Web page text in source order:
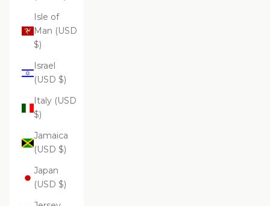
Isle of
Man (USD
$)
Israel
(USD $)
Italy (USD
$)
Jamaica
(USD $)
Japan
(USD $)